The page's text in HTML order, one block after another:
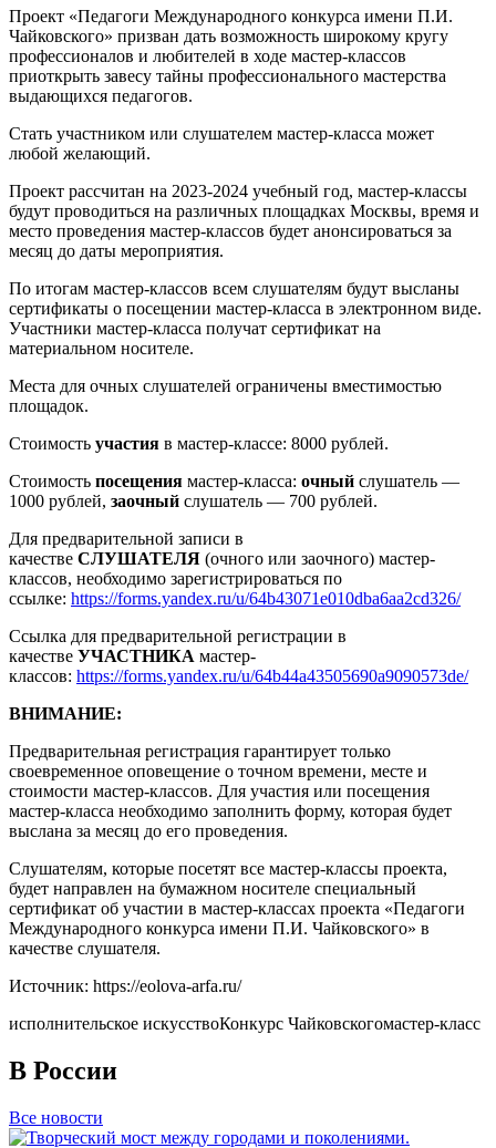
Проект «Педагоги Международного конкурса имени П.И.
Чайковского» призван дать возможность широкому кругу
профессионалов и любителей в ходе мастер-классов
приоткрыть завесу тайны профессионального мастерства
выдающихся педагогов.
Стать участником или слушателем мастер-класса может
любой желающий.
Проект рассчитан на 2023-2024 учебный год, мастер-классы
будут проводиться на различных площадках Москвы, время и
место проведения мастер-классов будет анонсироваться за
месяц до даты мероприятия.
По итогам мастер-классов всем слушателям будут высланы
сертификаты о посещении мастер-класса в электронном виде.
Участники мастер-класса получат сертификат на
материальном носителе.
Места для очных слушателей ограничены вместимостью
площадок.
Стоимость участия в мастер-классе: 8000 рублей.
Стоимость посещения мастер-класса: очный слушатель —
1000 рублей, заочный слушатель — 700 рублей.
Для предварительной записи в
качестве СЛУШАТЕЛЯ (очного или заочного) мастер-
классов, необходимо зарегистрироваться по
ссылке: https://forms.yandex.ru/u/64b43071e010dba6aa2cd326/
Ссылка для предварительной регистрации в
качестве УЧАСТНИКА мастер-
классов: https://forms.yandex.ru/u/64b44a43505690a9090573de/
ВНИМАНИЕ:
Предварительная регистрация гарантирует только
своевременное оповещение о точном времени, месте и
стоимости мастер-классов. Для участия или посещения
мастер-класса необходимо заполнить форму, которая будет
выслана за месяц до его проведения.
Слушателям, которые посетят все мастер-классы проекта,
будет направлен на бумажном носителе специальный
сертификат об участии в мастер-классах проекта «Педагоги
Международного конкурса имени П.И. Чайковского» в
качестве слушателя.
Источник: https://eolova-arfa.ru/
исполнительское искусствоКонкурс Чайковскогомастер-класс
В России
Все новости